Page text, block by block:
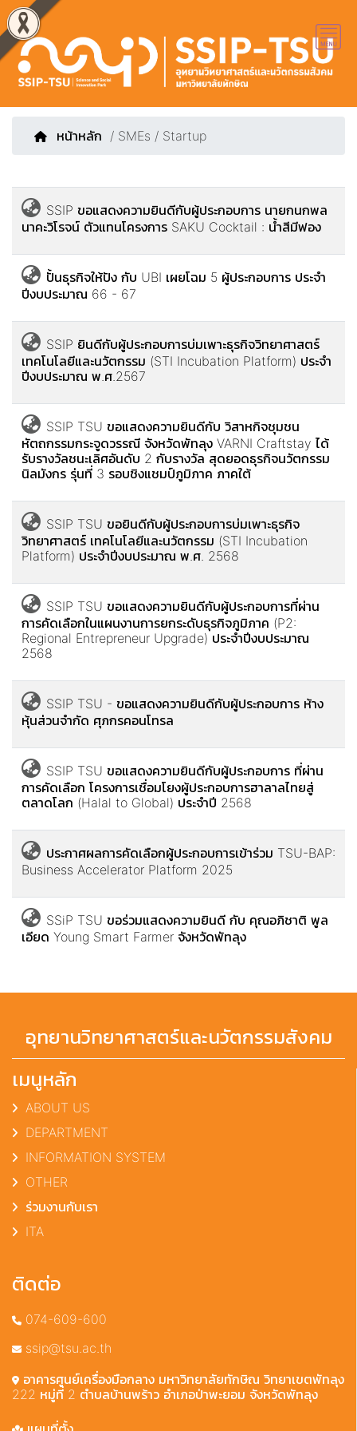
หน้าหลัก / SMEs / Startup
SSIP ขอแสดงความยินดีกับผู้ประกอบการ นายกนกพล
นาคะวิโรจน์ ตัวแทนโครงการ SAKU Cocktail : น้ำสีมีฟอง
ปั้นธุรกิจให้ปัง กับ UBI เผยโฉม 5 ผู้ประกอบการ ประจำ
ปีงบประมาณ 66 - 67
SSIP ยินดีกับผู้ประกอบการบ่มเพาะธุรกิจวิทยาศาสตร์
เทคโนโลยีและนวัตกรรม (STI Incubation Platform) ประจำ
ปีงบประมาณ พ.ศ.2567
SSIP TSU ขอแสดงความยินดีกับ วิสาหกิจชุมชน
หัตถกรรมกระจูดวรรณี จังหวัดพัทลุง VARNI Craftstay ได้
รับรางวัลชนะเลิศอันดับ 2 กับรางวัล สุดยอดธุรกิจนวัตกรรม
นิลมังกร รุ่นที่ 3 รอบชิงแชมป์ภูมิภาค ภาคใต้
SSIP TSU ขอยินดีกับผู้ประกอบการบ่มเพาะธุรกิจ
วิทยาศาสตร์ เทคโนโลยีและนวัตกรรม (STI Incubation
Platform) ประจำปีงบประมาณ พ.ศ. 2568
SSIP TSU ขอแสดงความยินดีกับผู้ประกอบการที่ผ่าน
การคัดเลือกในแผนงานการยกระดับธุรกิจภูมิภาค (P2:
Regional Entrepreneur Upgrade) ประจำปีงบประมาณ
2568
SSIP TSU - ขอแสดงความยินดีกับผู้ประกอบการ ห้าง
หุ้นส่วนจำกัด ศุภกรคอนโทรล
SSIP TSU ขอแสดงความยินดีกับผู้ประกอบการ ที่ผ่าน
การคัดเลือก โครงการเชื่อมโยงผู้ประกอบการฮาลาลไทยสู่
ตลาดโลก (Halal to Global) ประจำปี 2568
ประกาศผลการคัดเลือกผู้ประกอบการเข้าร่วม TSU-BAP:
Business Accelerator Platform 2025
SSiP TSU ขอร่วมแสดงความยินดี กับ คุณอภิชาติ พูล
เอียด Young Smart Farmer จังหวัดพัทลุง
อุทยานวิทยาศาสตร์และนวัตกรรมสังคม
เมนูหลัก
ABOUT US
DEPARTMENT
INFORMATION SYSTEM
OTHER
ร่วมงานกับเรา
ITA
ติดต่อ
074-609-600
ssip@tsu.ac.th
อาคารศูนย์เครื่องมือกลาง มหาวิทยาลัยทักษิณ วิทยาเขตพัทลุง
222 หมู่ที่ 2 ตำบลบ้านพร้าว อำเภอป่าพะยอม จังหวัดพัทลุง